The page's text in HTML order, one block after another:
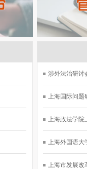
涉外法治研讨
上海国际问题
上海政法学院
上海外国语大
上海市发展改